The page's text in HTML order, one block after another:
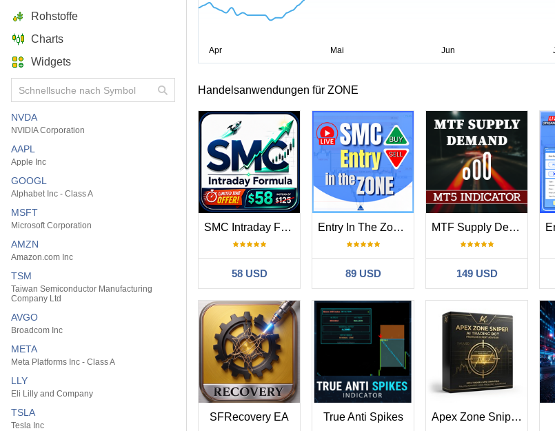
Rohstoffe
Charts
Widgets
NVDA
NVIDIA Corporation
AAPL
Apple Inc
GOOGL
Alphabet Inc - Class A
MSFT
Microsoft Corporation
AMZN
Amazon.com Inc
TSM
Taiwan Semiconductor Manufacturing
Company Ltd
AVGO
Broadcom Inc
META
Meta Platforms Inc - Class A
LLY
Eli Lilly and Company
TSLA
Tesla Inc
Handelsanwendungen für ZONE
SMC Intraday Formula
58 USD
Entry In The Zone and SMC Multi Timeframe
89 USD
MTF Supply Demand Zones MT5
149 USD
SFRecovery EA True Anti Spikes Apex Zone Sniper MT5 EA